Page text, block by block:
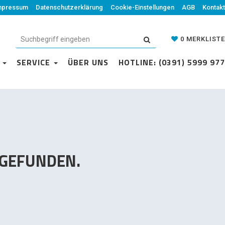
Datenschutzerklärung Cookie-Einstellungen AGB Kontakt
0 MERKLISTE
ÜBER UNS HOTLINE: (0391) 5999 977
Datenschutzerklärung Cookie-Einstellungen AGB Kontakt
0 MERKLISTE
SERVICE ÜBER UNS HOTLINE: (0391) 5999 977